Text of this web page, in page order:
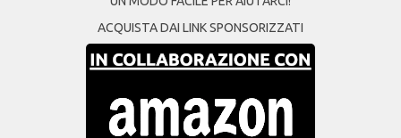
ACQUISTA DAI LINK SPONSORIZZATI